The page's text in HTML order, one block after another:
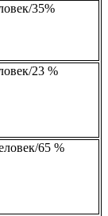
35%
23 %
65 %